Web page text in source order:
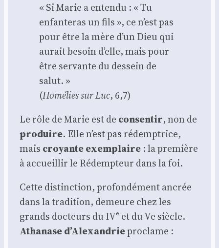
« Si Marie a enten­du : « Tu
enfan­te­ras un fils », ce n’est pas
pour être la mère d’un Dieu qui
aurait besoin d’elle, mais pour
être ser­vante du des­sein de
salut. »
(Homé­lies sur Luc, 6,7)
Le rôle de Marie est de consen­tir, non de
pro­duire. Elle n’est pas rédemp­trice,
mais croyante exem­plaire : la pre­mière
à accueillir le Rédemp­teur dans la foi.
Cette dis­tinc­tion, pro­fon­dé­ment ancrée
dans la tra­di­tion, demeure chez les
grands doc­teurs du IVᵉ et du Ve siècle.
Atha­nase d’Alexandriepro­clame :